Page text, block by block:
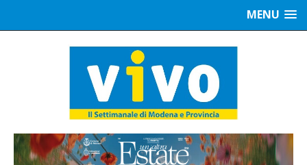
MENU